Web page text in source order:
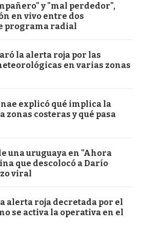
y "mal perdedor",
en vivo entre dos
programa radial
la alerta roja por las
en varias zonas
explicó qué implica la
zonas costeras y qué pasa
una uruguaya en "Ahora
que descolocó a Darío
viral
alerta roja decretada por el
se activa la operativa en el